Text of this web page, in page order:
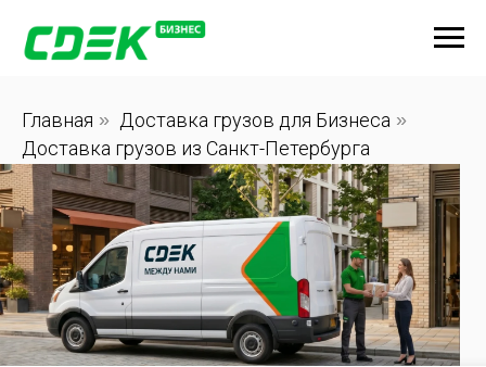
Главная » Доставка грузов для Бизнеса »
Доставка грузов из Санкт-Петербурга